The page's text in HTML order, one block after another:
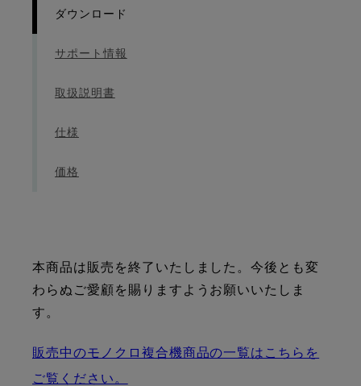
ダウンロード
サポート情報
取扱説明書
仕様
価格
本商品は販売を終了いたしました。今後とも変
わらぬご愛顧を賜りますようお願いいたしま
す。
販売中のモノクロ複合機商品の一覧はこちらを
ご覧ください。